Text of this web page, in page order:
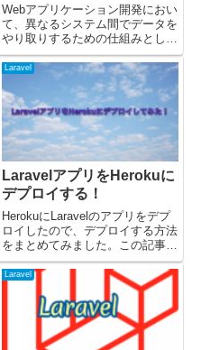
Webアプリケーション開発におい
て、異なるシステム間でデータを
やり取りするための仕組みとして
REST API（Representational
State Transfer Application
Programming Interface...
Laravel
LaravelアプリをHerokuに
デプロイする！
HerokuにLaravelのアプリをデプ
ロイしたので、デプロイする方法
をまとめてみました。この記事で
は、Herokuのユーザー登録から
アプリのデプロイまでを解説して
います。機能制限されますが、
Herokuは無料で使い始めること
が可能です。...
Laravel